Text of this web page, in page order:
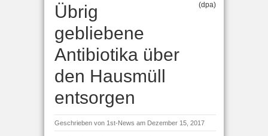
Übrig
gebliebene
Antibiotika über
den Hausmüll
entsorgen
(dpa)
Geschrieben von 1st-News am Dezember 15, 2017